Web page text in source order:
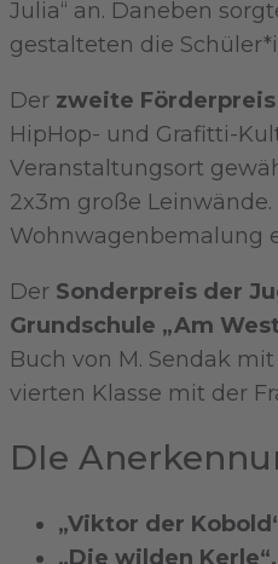
Julia“ an. Daneben
gestalteten die
Der zweite Förderpreis
HipHop- und Grafitti-
Veranstaltungsort
2x3m große
Wohnwagenbemalung
Der Sonderpreis der
Grundschule „Am
Buch von M. Sendak
vierten Klasse mit der
DIe
„Viktor der
„Die wilden